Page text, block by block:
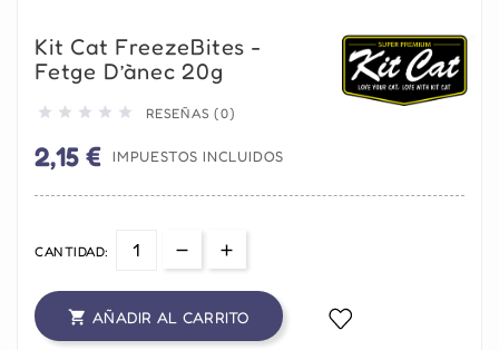
Kit Cat FreezeBites -
Fetge D’ànec 20g
     RESEÑAS (0)
2,15 € IMPUESTOS INCLUIDOS
CANTIDAD:
 AÑADIR AL CARRITO